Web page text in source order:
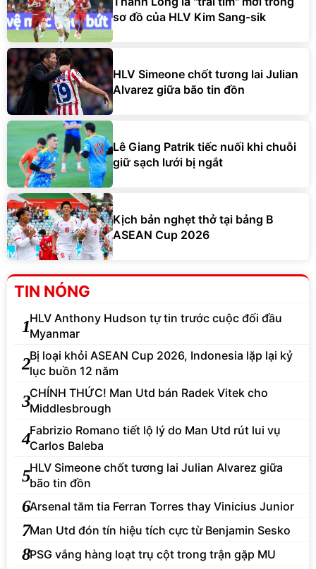
sơ đồ của HLV Kim Sang-sik
HLV Simeone chốt tương lai Julian
Alvarez giữa bão tin đồn
Lê Giang Patrik tiếc nuối khi chuỗi
giữ sạch lưới bị ngắt
Kịch bản nghẹt thở tại bảng B
ASEAN Cup 2026
TIN NÓNG
1HLV Anthony Hudson tự tin trước cuộc đối đầu
Myanmar
2Bị loại khỏi ASEAN Cup 2026, Indonesia lặp lại kỷ
lục buồn 12 năm
3CHÍNH THỨC! Man Utd bán Radek Vitek cho
Middlesbrough
4Fabrizio Romano tiết lộ lý do Man Utd rút lui vụ
Carlos Baleba
5HLV Simeone chốt tương lai Julian Alvarez giữa
bão tin đồn
6Arsenal tăm tia Ferran Torres thay Vinicius Junior
7Man Utd đón tín hiệu tích cực từ Benjamin Sesko
8PSG vắng hàng loạt trụ cột trong trận gặp MU